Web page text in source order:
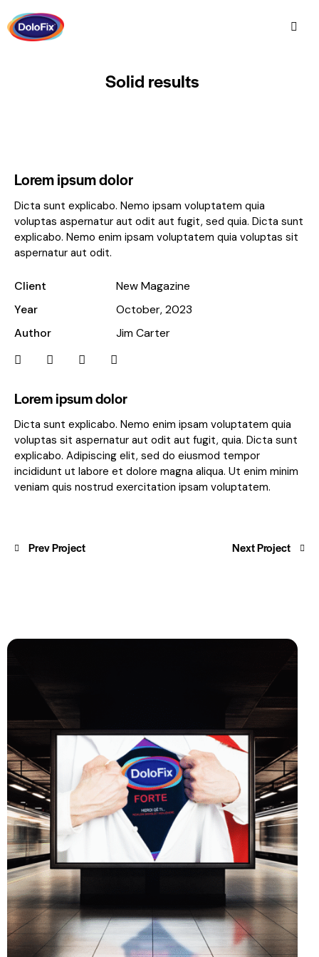
Solid results
Lorem ipsum dolor
Dicta sunt explicabo. Nemo ipsam voluptatem quia
voluptas aspernatur aut odit aut fugit, sed quia. Dicta sunt
explicabo. Nemo enim ipsam voluptatem quia voluptas sit
aspernatur aut odit.
Client
New Magazine
Year
October, 2023
Author
Jim Carter
Lorem ipsum dolor
Dicta sunt explicabo. Nemo enim ipsam voluptatem quia
voluptas sit aspernatur aut odit aut fugit, quia. Dicta sunt
explicabo. Adipiscing elit, sed do eiusmod tempor
incididunt ut labore et dolore magna aliqua. Ut enim minim
veniam quis nostrud exercitation ipsam voluptatem.
Prev Project Next Project